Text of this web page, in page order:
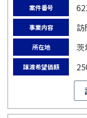
案件番号
事業内容
所在地 茨
譲渡希望価額